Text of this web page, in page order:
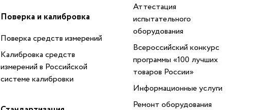
Поверка и калибровка
Поверка средств измерений
Калибровка средств
измерений в Российской
системе калибровки
Аттестация
испытательного
оборудования
Всероссийский конкурс
программы «100 лучших
товаров России»
Информационные услуги
Ремонт оборудования